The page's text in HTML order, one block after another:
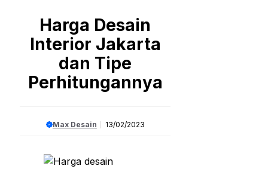
Harga Desain
Interior Jakarta
dan Tipe
Perhitungannya
Max Desain 13/02/2023